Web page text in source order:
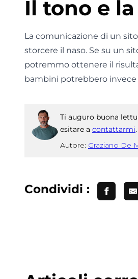
Il tono e
La comunicazione di un
storcere il naso. Se su un
potremmo ottenere il
bambini potrebbero
Ti auguro buona
esitare a contattarmi.
Autore: Graziano De
Condividi :